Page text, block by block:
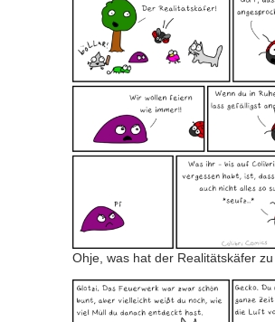
Patreon
Steady
Schreib uns
Rechtliches
Impressum
Ohje, was hat der Realitätskäfer